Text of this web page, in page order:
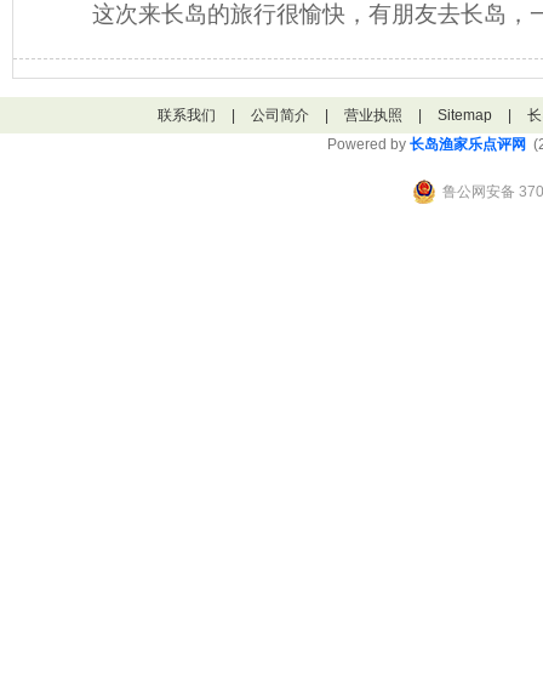
这次来长岛的旅行很愉快，有朋友去长岛，
联系我们 公司简介 营业执照 Sitemap
Powered by 长岛渔家乐点评网
鲁公网安备